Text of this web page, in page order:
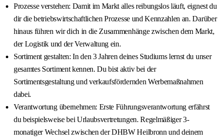
Prozesse verstehen: Damit im Markt alles reibungslos läuft, eignest du
dir die betriebswirtschaftlichen Prozesse und Kennzahlen an. Darüber
hinaus führen wir dich in die Zusammenhänge zwischen dem Markt,
der Logistik und der Verwaltung ein.
Sortiment gestalten: In den 3 Jahren deines Studiums lernst du unser
gesamtes Sortiment kennen. Du bist aktiv bei der
Sortimentsgestaltung und verkaufsfördernden Werbemaßnahmen
dabei.
Verantwortung übernehmen: Erste Führungsverantwortung erfährst
du beispielsweise bei Urlaubsvertretungen. Regelmäßiger 3-
monatiger Wechsel zwischen der DHBW Heilbronn und deinem